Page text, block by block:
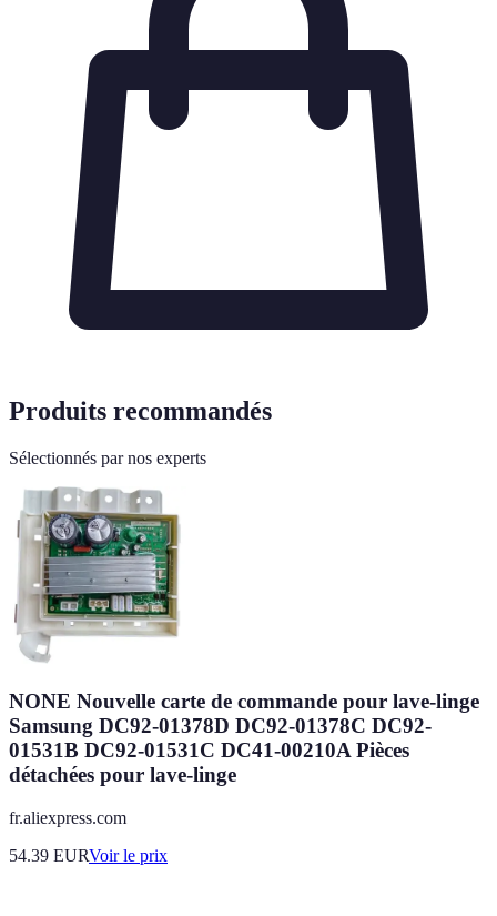
Produits recommandés
Sélectionnés par nos experts
NONE Nouvelle carte de commande pour lave-linge
Samsung DC92-01378D DC92-01378C DC92-
01531B DC92-01531C DC41-00210A Pièces
détachées pour lave-linge
fr.aliexpress.com
54.39 EURVoir le prix